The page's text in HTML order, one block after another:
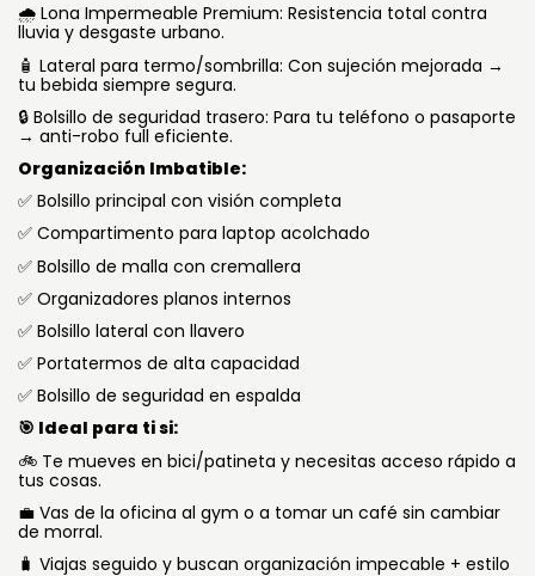
🌧 ️ Lona Impermeable Premium: Resistencia total contra
lluvia y desgaste urbano.
🧴 Lateral para termo/sombrilla: Con sujeción mejorada →
tu bebida siempre segura.
🔒 Bolsillo de seguridad trasero: Para tu teléfono o pasaporte
→ anti-robo full eficiente.
Organización Imbatible:
✅ Bolsillo principal con visión completa
✅ Compartimento para laptop acolchado
✅ Bolsillo de malla con cremallera
✅ Organizadores planos internos
✅ Bolsillo lateral con llavero
✅ Portatermos de alta capacidad
✅ Bolsillo de seguridad en espalda
🎯 Ideal para ti si:
🚲 Te mueves en bici/patineta y necesitas acceso rápido a
tus cosas.
💼 Vas de la oficina al gym o a tomar un café sin cambiar
de morral.
🧳 Viajas seguido y buscan organización impecable + estilo